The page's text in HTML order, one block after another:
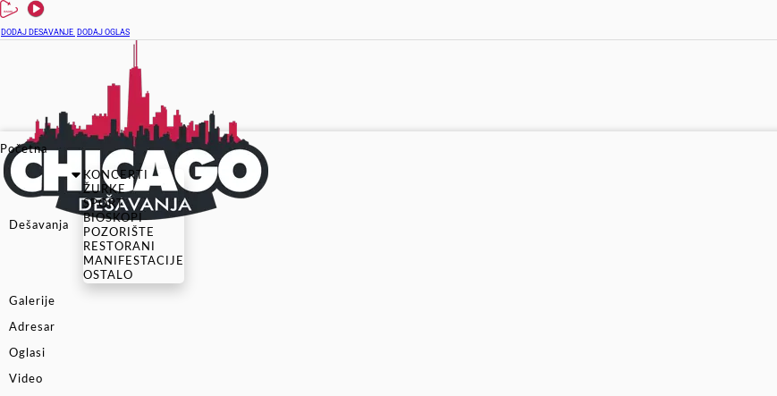
DODAJ DESAVANJE DODAJ OGLAS
Početna
Dešavanja
KONCERTI
ŽURKE
SPORT
BIOSKOPI
POZORIŠTE
RESTORANI
MANIFESTACIJE
OSTALO
Galerije
Adresar
Oglasi
Video